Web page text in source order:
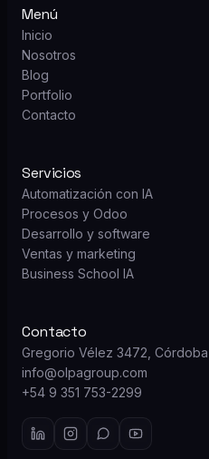
Menú
Inicio
Nosotros
Blog
Portfolio
Contacto
Servicios
Automatización con IA
Procesos y Odoo
Desarrollo y software
Ventas y marketing
Business School IA
Contacto
Gregorio Vélez 3472, Córdoba
info@olpagroup.com
+54 9 351 753-2299